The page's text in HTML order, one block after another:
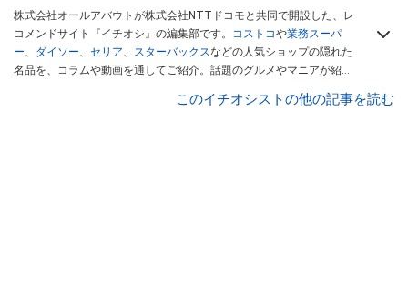
株式会社オールアバウトが株式会社NTTドコモと共同で開設した、レ
コメンドサイト『イチオシ』の編集部です。 コストコや業務スーパ
ー、 ダイソー、 セリア、 スターバックスなどの人気ショップの隠れた
名品を、コラムや動画を通してご紹介。話題のグルメやマニアが紹介
インフルエンサーが実際に使用してレビューしています。毎日トレン
このイチオシストの他の記事を読む